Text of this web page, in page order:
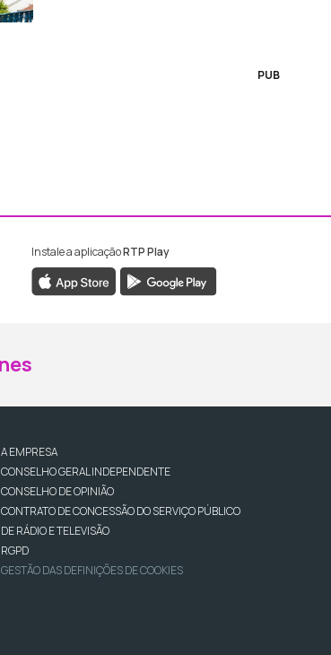
PUB
RTP Madeira
da RTP Madeira
Instale a aplicaçãoRTP Play
A EMPRESA
CONSELHO GERAL INDEPENDENTE
CONSELHO DE OPINIÃO
CONTRATO DE CONCESSÃO DO SERVIÇO PÚBLICO
DE RÁDIO E TELEVISÃO
RGPD
GESTÃO DAS DEFINIÇÕES DE COOKIES